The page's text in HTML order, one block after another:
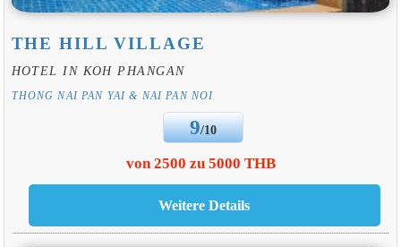
THE HILL VILLAGE
HOTEL IN KOH PHANGAN
THONG NAI PAN YAI & NAI PAN NOI
9/10
von 2500 zu 5000 THB